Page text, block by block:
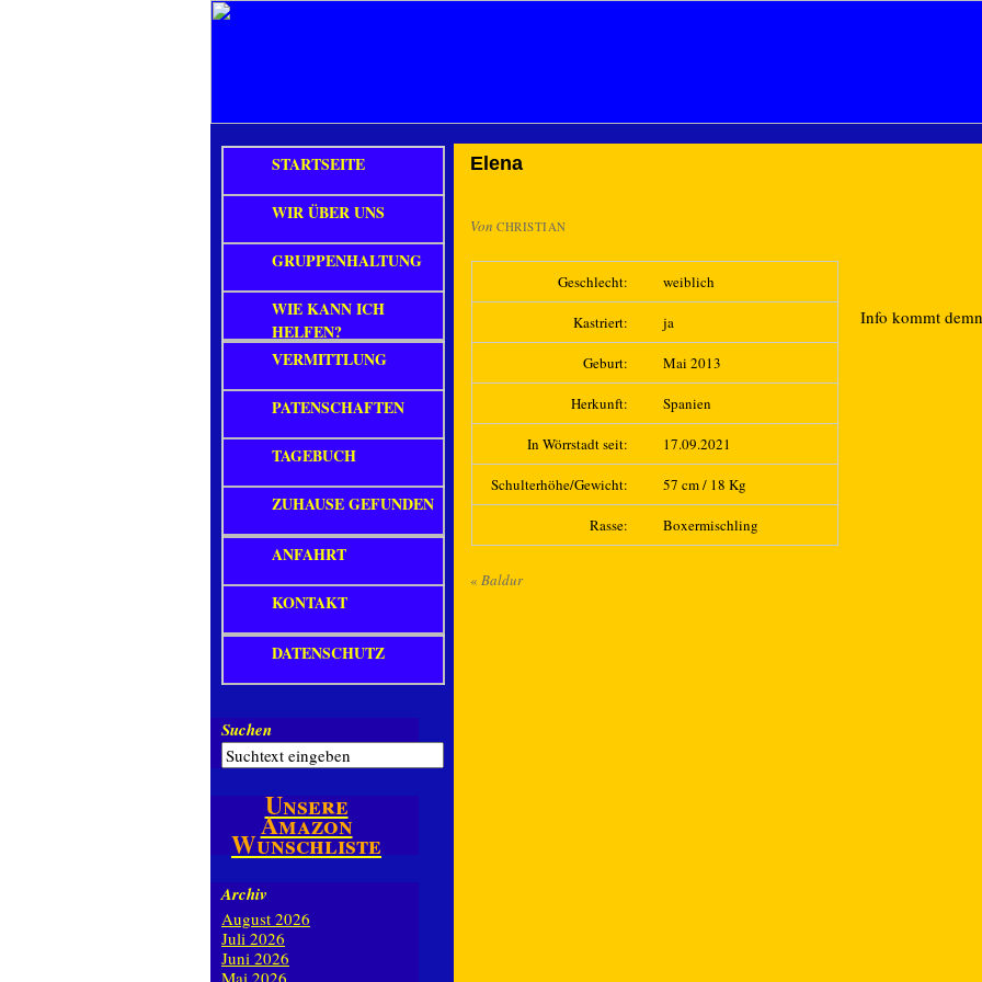
Elena
Von CHRISTIAN
Geschlecht: weiblich
Kastriert: ja
Geburt: Mai 2013
Herkunft: Spanien
In Wörrstadt seit: 17.09.2021
Schulterhöhe/Gewicht: 57 cm / 18 Kg
Rasse: Boxermischling
Info kommt
« Baldur
STARTSEITE
WIR ÜBER UNS
GRUPPENHALTUNG
WIE KANN ICH
HELFEN?
VERMITTLUNG
PATENSCHAFTEN
TAGEBUCH
ZUHAUSE GEFUNDEN
ANFAHRT
KONTAKT
DATENSCHUTZ
Suchen
Unsere
Amazon
Wunschliste
Archiv
August 2026
Juli 2026
Juni 2026
Mai 2026